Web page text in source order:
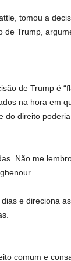
tomou a
Trump,
de Trump é
na hora em
direito
Não me
e direciona
comum e